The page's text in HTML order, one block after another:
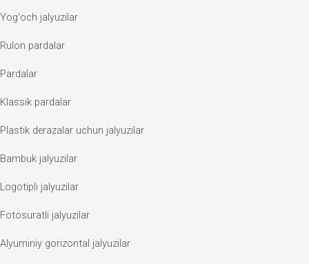
Yog‘och jalyuzilar
Rulon pardalar
Pardalar
Klassik pardalar
Plastik derazalar uchun jalyuzilar
Bambuk jalyuzilar
Logotipli jalyuzilar
Fotosuratli jalyuzilar
Alyuminiy gorizontal jalyuzilar